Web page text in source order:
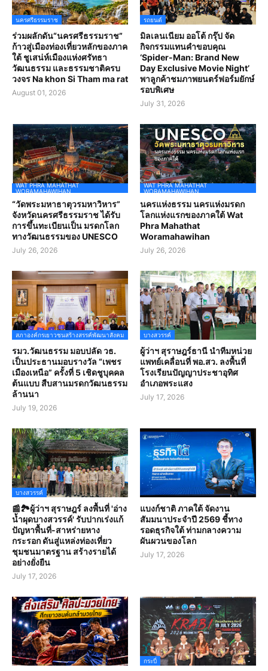
นครศรีธรรมราช
ร่วมผลักดัน“นครศรีธรรมราช”
ก้าวสู่เมืองท่องเที่ยวหลักของภาค
ใต้ ชูเสน่ห์เมืองแห่งศรัทธา
วัฒนธรรม และธรรมชาติครบ
วงจร Na khon Si Tham ma rat
August 01, 2026
รถยนต์
มิลเลนเนียม ออโต้ กรุ๊ป จัด
กิจกรรมแทนคำขอบคุณ
‘Spider-Man: Brand New
Day Exclusive Movie Night’
พาลูกค้าชมภาพยนตร์ฟอร์มยักษ์
รอบพิเศษ
July 31, 2026
WAT PHRA MAHATHAT
WORAMAHAWIHAN
“วัดพระมหาธาตุวรมหาวิหาร”
จังหวัดนครศรีธรรมราช ได้รับ
การขึ้นทะเบียนเป็น มรดกโลก
ทางวัฒนธรรมของ UNESCO
July 26, 2026
WAT PHRA MAHATHAT
WORAMAHAWIHAN
นครแห่งธรรม นครแห่งมรดก
โลกแห่งแรกของภาคใต้ Wat
Phra Mahathat
Woramahawihan
July 26, 2026
สภาองค์กรเยาวชนสร้างสรรค์พัฒนาสังคม
รมว.วัฒนธรรม มอบปลัด วธ.
เป็นประธานมอบรางวัล “เพชร
เมืองเหนือ” ครั้งที่ 5 เชิดชูบุคคล
ต้นแบบ สืบสานมรดกวัฒนธรรม
ล้านนา
July 19, 2026
บางสวรรค์
ผู้ว่าฯ สุราษฎร์ธานี นำทีมหน่วย
แพทย์เคลื่อนที่ พอ.สว. ลงพื้นที่
โรงเรียนปัญญาประชาอุทิศ
อำเภอพระแสง
July 17, 2026
บางสวรรค์
📰🏞️ผู้ว่าฯ สุราษฎร์ ลงพื้นที่ 'อ่าง
น้ำผุดบางสวรรค์' รับปากเร่งแก้
ปัญหาพื้นที่-สาหร่ายหาง
กระรอก ดันสู่แหล่งท่องเที่ยว
ชุมชนมาตรฐาน สร้างรายได้
อย่างยั่งยืน
July 17, 2026
แบงก์ชาติ ภาคใต้ จัดงาน
สัมมนาประจำปี 2569 ชี้ทาง
รอดธุรกิจใต้ ท่ามกลางความ
ผันผวนของโลก
July 17, 2026
กระบี่